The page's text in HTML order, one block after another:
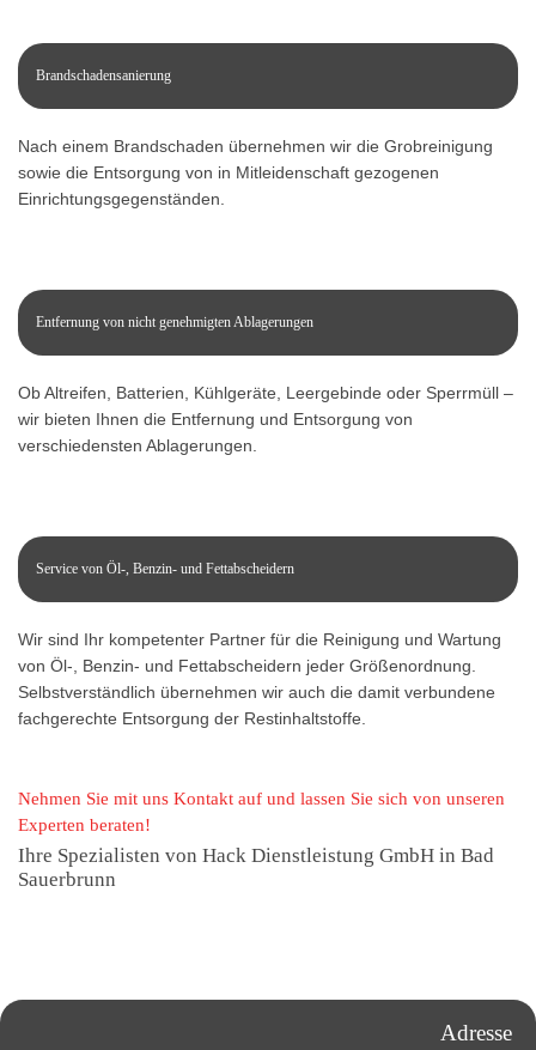
Brandschadensanierung
Nach einem Brandschaden übernehmen wir die Grobreinigung
sowie die Entsorgung von in Mitleidenschaft gezogenen
Einrichtungsgegenständen.
Entfernung von nicht genehmigten Ablagerungen
Ob Altreifen, Batterien, Kühlgeräte, Leergebinde oder Sperrmüll –
wir bieten Ihnen die Entfernung und Entsorgung von
verschiedensten Ablagerungen.
Service von Öl-, Benzin- und Fettabscheidern
Wir sind Ihr kompetenter Partner für die Reinigung und Wartung
von Öl-, Benzin- und Fettabscheidern jeder Größenordnung.
Selbstverständlich übernehmen wir auch die damit verbundene
fachgerechte Entsorgung der Restinhaltstoffe.
Nehmen Sie mit uns Kontakt auf und lassen Sie sich von unseren
Experten beraten!
Ihre Spezialisten von Hack Dienstleistung GmbH in Bad
Sauerbrunn
Adresse